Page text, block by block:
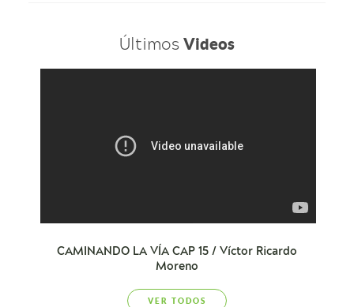
Últimos Videos
CAMINANDO LA VÍA CAP 15 / Víctor Ricardo
Moreno
VER TODOS